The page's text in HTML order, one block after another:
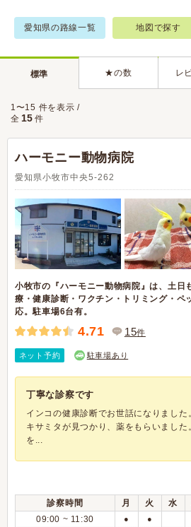
愛知県の路線一覧 地図で探す
標準 ★の数 レ
1〜15 件を表示 /
全 15 件
ハーモニー動物病院
愛知県小牧市中央5-262
小牧市の『ハーモニー動物病院』は、土日
療・健康診断・ワクチン・トリミング・ペ
応。駐車場6台有。
4.71 15件
ネット予約 駐車場あり
丁寧な診察です
インコの健康診断でお世話になりました
キサミタが見つかり、薬をもらいました
を...
診察時間 月 火 水
09:00 ~ 11:30
● ●